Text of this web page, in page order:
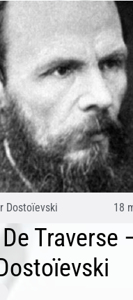
Dostoïevski 18
Traverse